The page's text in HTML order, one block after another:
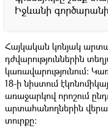
Իջևանի
Հայկական կոնյակ
դժվարություններին
կառավարությունում։
18-ի նիստում
առաջարկով որոշում
արտահանողներին
տուրքը: